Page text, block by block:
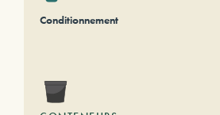
Conditionnement